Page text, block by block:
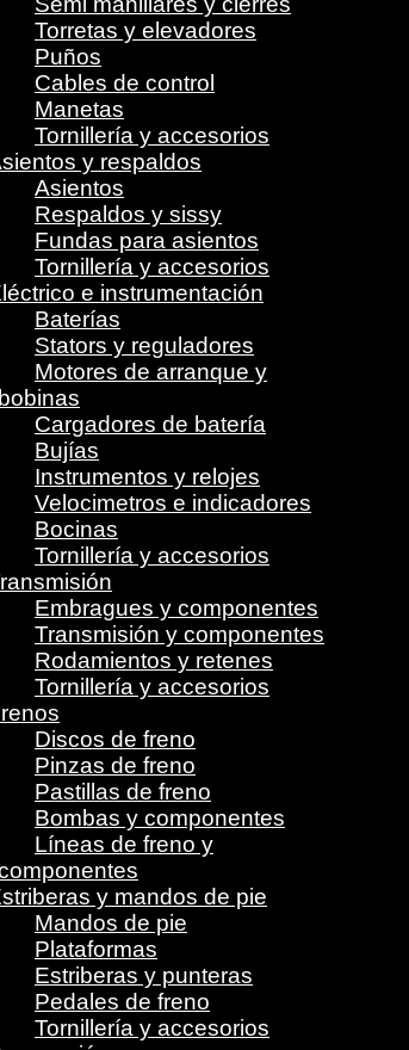
Torretas y elevadores
Puños
Cables de control
Manetas
Tornillería y accesorios
y respaldos
Asientos
Respaldos y sissy
Fundas para asientos
Tornillería y accesorios
e instrumentación
Baterías
Stators y reguladores
Motores de arranque y
bobinas
Cargadores de batería
Bujías
Instrumentos y relojes
Velocimetros e indicadores
Bocinas
Tornillería y accesorios
Embragues y componentes
Transmisión y componentes
Rodamientos y retenes
Tornillería y accesorios
Discos de freno
Pinzas de freno
Pastillas de freno
Bombas y componentes
Líneas de freno y
y mandos de pie
Mandos de pie
Plataformas
Estriberas y punteras
Pedales de freno
Tornillería y accesorios